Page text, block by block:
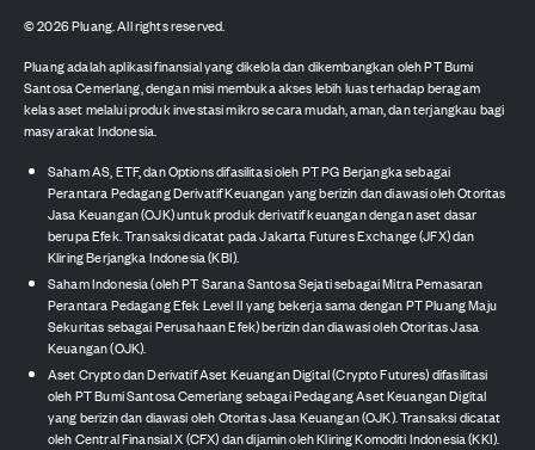
©2026Pluang. All rights reserved.
Pluang adalah aplikasi finansial yang dikelola dan dikembangkan oleh PT Bumi
Santosa Cemerlang, dengan misi membuka akses lebih luas terhadap beragam
kelas aset melalui produk investasi mikro secara mudah, aman, dan terjangkau bagi
masyarakat Indonesia.
Saham AS, ETF, dan Options difasilitasi oleh PT PG Berjangka sebagai
Perantara Pedagang Derivatif Keuangan yang berizin dan diawasi oleh Otoritas
Jasa Keuangan (OJK) untuk produk derivatif keuangan dengan aset dasar
berupa Efek. Transaksi dicatat pada Jakarta Futures Exchange (JFX) dan
Kliring Berjangka Indonesia (KBI).
Saham Indonesia (oleh PT Sarana Santosa Sejati sebagai Mitra Pemasaran
Perantara Pedagang Efek Level II yang bekerja sama dengan PT Pluang Maju
Sekuritas sebagai Perusahaan Efek) berizin dan diawasi oleh Otoritas Jasa
Keuangan (OJK).
Aset Crypto dan Derivatif Aset Keuangan Digital (Crypto Futures) difasilitasi
oleh PT Bumi Santosa Cemerlang sebagai Pedagang Aset Keuangan Digital
yang berizin dan diawasi oleh Otoritas Jasa Keuangan (OJK). Transaksi dicatat
oleh Central Finansial X (CFX) dan dijamin oleh Kliring Komoditi Indonesia (KKI).